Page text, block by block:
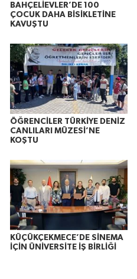
BAHÇELİEVLER’DE 100
ÇOCUK DAHA BİSİKLETİNE
KAVUŞTU
ÖĞRENCİLER TÜRKİYE DENİZ
CANLILARI MÜZESİ’NE
KOŞTU
KÜÇÜKÇEKMECE’DE SİNEMA
İÇİN ÜNİVERSİTE İŞ BİRLİĞİ